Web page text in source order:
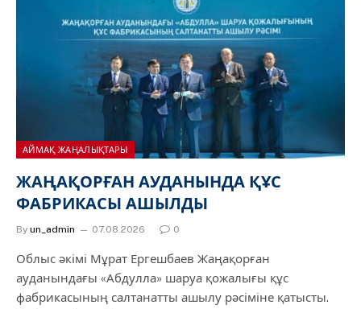
АЙМАҚ ЖАҢАЛЫҚТАРЫ
ЖАҢАҚОРҒАН АУДАНЫНДА ҚҰС
ФАБРИКАСЫ АШЫЛДЫ
By un_admin 07.08.2026 0
Облыс әкімі Мұрат Ергешбаев Жаңақорған
ауданындағы «Абдулла» шаруа қожалығы құс
фабрикасының салтанатты ашылу рәсіміне қатысты.